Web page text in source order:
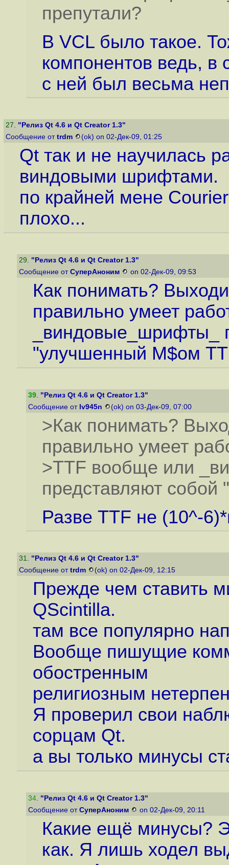
препутали?
В VCL было такое.
компонентов ведь, в
с ней был весьма
27. "Релиз Qt 4.6 и Qt Creator 1.3"
Сообщение от trdm (ok) on 02-Дек-09, 01:25
Qt так и не научилась
виндовыми шрифтами.
по крайней мене
плохо...
29. "Релиз Qt 4.6 и Qt Creator 1.3"
Сообщение от СуперАноним on 02-Дек-09, 09:53
Как понимать?
правильно умеет
_виндовые_шрифты_
"улучшенный M$ом
39. "Релиз Qt 4.6 и Qt Creator 1.3"
Сообщение от Iv945n (ok) on 03-Дек-09, 07:00
>Как понимать?
правильно умеет
>TTF вообще или
представляют
Разве TTF не (10^-
31. "Релиз Qt 4.6 и Qt Creator 1.3"
Сообщение от trdm (ok) on 02-Дек-09, 12:15
Прежде чем ставить
QScintilla.
там все популярно
Вообще пишущие
обостренным
религиозным
Я проверил свои
сорцам Qt.
а вы только минусы
34. "Релиз Qt 4.6 и Qt Creator 1.3"
Сообщение от СуперАноним on 02-Дек-09, 20:11
Какие ещё минусы?
как. Я лишь ходел